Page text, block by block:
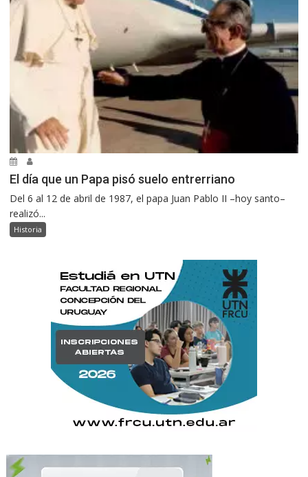
El día que un Papa pisó suelo entrerriano
Del 6 al 12 de abril de 1987, el papa Juan Pablo II –hoy santo–
realizó...
Historia